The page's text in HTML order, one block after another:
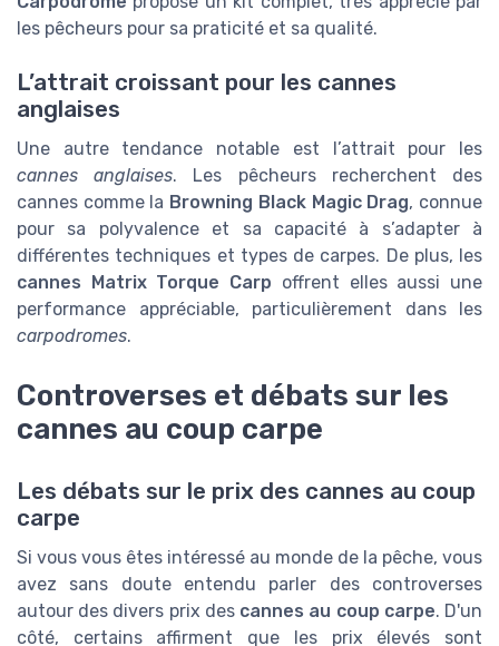
les pêcheurs pour sa praticité et sa qualité.
L’attrait croissant pour les cannes
anglaises
Une autre tendance notable est l’attrait pour les
cannes anglaises. Les pêcheurs recherchent des
cannes comme la Browning Black Magic Drag, connue
pour sa polyvalence et sa capacité à s’adapter à
différentes techniques et types de carpes. De plus, les
cannes Matrix Torque Carp offrent elles aussi une
performance appréciable, particulièrement dans les
carpodromes.
Controverses et débats sur les
cannes au coup carpe
Les débats sur le prix des cannes au coup
carpe
Si vous vous êtes intéressé au monde de la pêche, vous
avez sans doute entendu parler des controverses
autour des divers prix des cannes au coup carpe. D'un
côté, certains affirment que les prix élevés sont